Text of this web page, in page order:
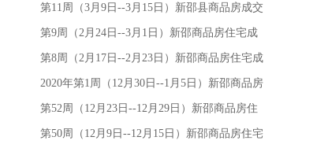
第11周（3月9日--3月15日）新邵县商品房成交
26套，新邵县房价为3882元/㎡-新邵县房地产
网
第9周（2月24日--3月1日）新邵商品房住宅成
交34套，新邵房价为3803元/㎡-新邵县房地产
网
第8周（2月17日--2月23日）新邵商品房住宅成
交10套，新邵房价为3748元/㎡-新邵县房地产
网
2020年第1周（12月30日--1月5日）新邵商品房
住宅成交21套，新邵房价为3998元/㎡-新邵县
房地产网
第52周（12月23日--12月29日）新邵商品房住
宅成交39套，新邵房价为3999元/㎡-新邵县房
第50周（12月9日--12月15日）新邵商品房住宅